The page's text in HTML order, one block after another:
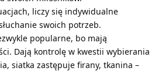
liczy się indywidualne
swoich potrzeb.
popularne, bo mają
Dają kontrolę w kwestii wybierania
siatka zastępuje firany, tkanina –